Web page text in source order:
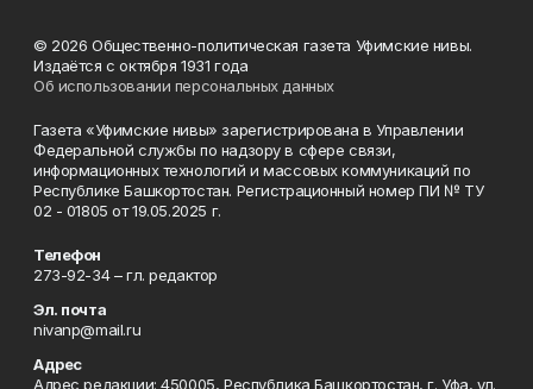
© 2026 Общественно-политическая газета Уфимские нивы.
Издаётся с октября 1931 года
Об использовании персональных данных
Газета «Уфимские нивы» зарегистрирована в Управлении
Федеральной службы по надзору в сфере связи,
информационных технологий и массовых коммуникаций по
Республике Башкортостан. Регистрационный номер ПИ № ТУ
02 - 01805 от 19.05.2025 г.
Телефон
273-92-34 – гл. редактор
Эл. почта
nivanp@mail.ru
Адрес
Адрес редакции: 450005, Республика Башкортостан, г. Уфа, ул.